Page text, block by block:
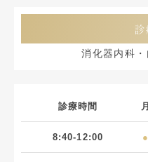
診
消化器内科
診療時間 月
8:40-12:00 ●